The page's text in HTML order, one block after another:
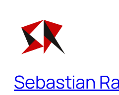
springen
Sebastian